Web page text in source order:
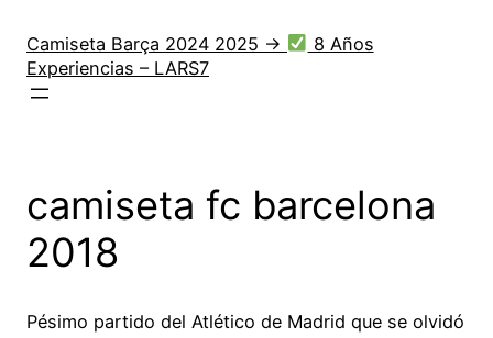
contenido
Camiseta Barça 2024 2025 →
8 Años
Experiencias – LARS7
camiseta fc barcelona
2018
Pésimo partido del Atlético de Madrid que se olvidó